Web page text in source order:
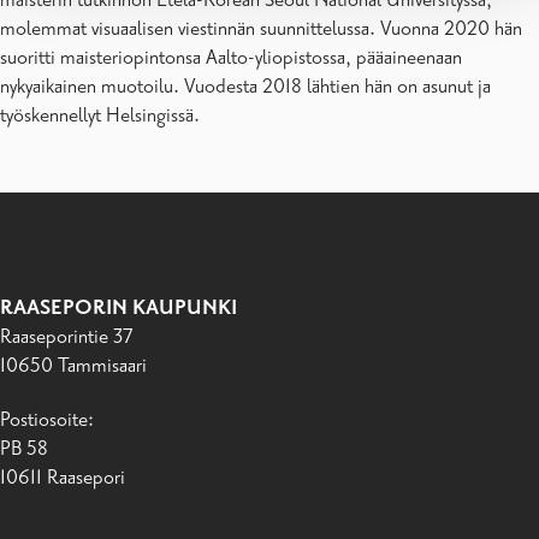
molemmat visuaalisen viestinnän suunnittelussa. Vuonna 2020 hän
suoritti maisteriopintonsa Aalto-yliopistossa, pääaineenaan
nykyaikainen muotoilu. Vuodesta 2018 lähtien hän on asunut ja
työskennellyt Helsingissä.
RAASEPORIN KAUPUNKI
Raaseporintie 37
10650 Tammisaari
Postiosoite:
PB 58
10611 Raasepori